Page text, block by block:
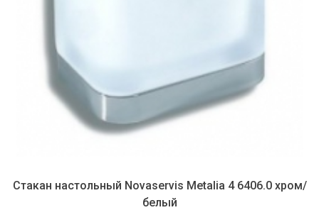
Стакан настольный Novaservis Metalia 4 6406.0 хром/
белый